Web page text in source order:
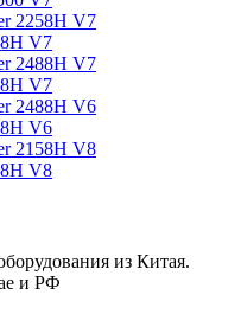
2258H V7
2488H V7
2488H V6
2158H V8
из Китая.
и РФ